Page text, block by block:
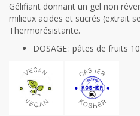
Gélifiant donnant un gel non
milieux acides et sucrés (extrait
Thermorésistante.
DOSAGE : pâtes de fruits